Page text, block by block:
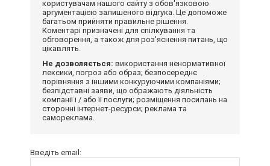
користувачам нашого сайту з обов'язковою
аргументацією залишеного відгука. Це допоможе
багатьом прийняти правильне рішення.
Коментарі призначені для спілкування та
обговорення, а також для роз'яснення питань, що
цікавлять.
Не дозволяється: використання ненормативної
лексики, погроз або образ; безпосереднє
порівняння з іншими конкуруючими компаніями;
безпідставні заяви, що ображають діяльність
компанії і / або її послуги; розміщення посилань на
сторонні інтернет-ресурси; реклама та
самореклама.
Введіть email: